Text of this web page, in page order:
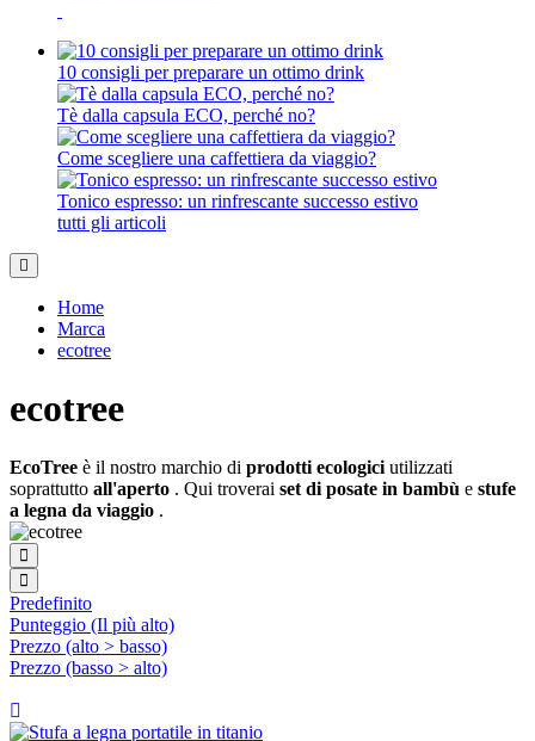
10 consigli per preparare un ottimo drink
Tè dalla capsula ECO, perché no?
Come scegliere una caffettiera da viaggio?
Tonico espresso: un rinfrescante successo estivo
tutti gli articoli
Home
Marca
ecotree
ecotree
EcoTree è il nostro marchio di prodotti ecologici utilizzati
soprattutto all'aperto . Qui troverai set di posate in bambù e stufe
a legna da viaggio .
Predefinito
Punteggio (Il più alto)
Prezzo (alto > basso)
Prezzo (basso > alto)